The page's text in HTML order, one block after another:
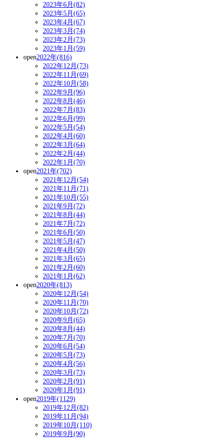
2023年6月(82)
2023年5月(65)
2023年4月(67)
2023年3月(74)
2023年2月(73)
2023年1月(59)
open2022年(816)
2022年12月(73)
2022年11月(69)
2022年10月(58)
2022年9月(96)
2022年8月(46)
2022年7月(83)
2022年6月(99)
2022年5月(54)
2022年4月(60)
2022年3月(64)
2022年2月(44)
2022年1月(70)
open2021年(702)
2021年12月(54)
2021年11月(71)
2021年10月(55)
2021年9月(72)
2021年8月(44)
2021年7月(72)
2021年6月(50)
2021年5月(47)
2021年4月(50)
2021年3月(65)
2021年2月(60)
2021年1月(62)
open2020年(813)
2020年12月(54)
2020年11月(70)
2020年10月(72)
2020年9月(65)
2020年8月(44)
2020年7月(70)
2020年6月(54)
2020年5月(73)
2020年4月(56)
2020年3月(73)
2020年2月(91)
2020年1月(91)
open2019年(1129)
2019年12月(82)
2019年11月(94)
2019年10月(110)
2019年9月(90)